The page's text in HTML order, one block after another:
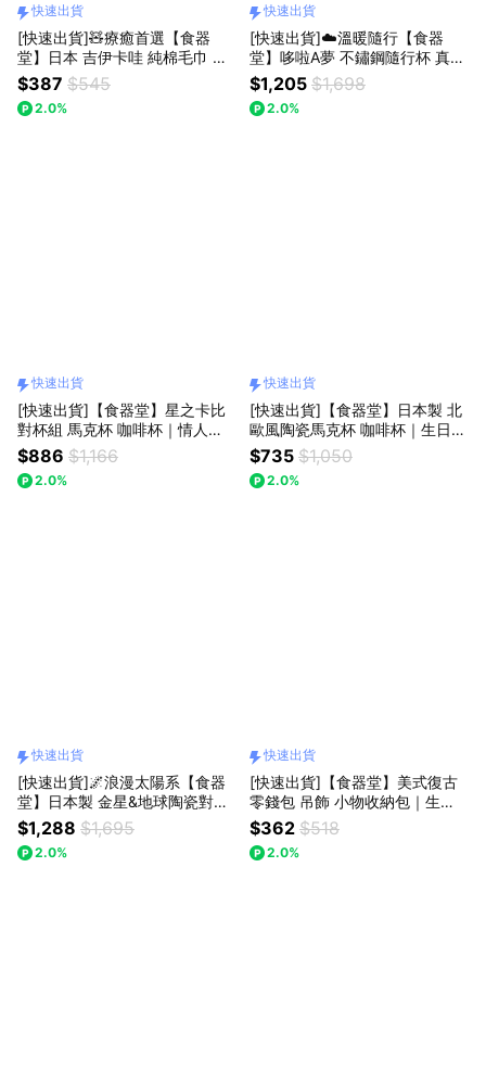
快速出貨
[快速出貨]🧸療癒首選【食器
堂】日本 吉伊卡哇 純棉毛巾 刺
繡方巾 | 母親節・學校・職場・
日常必備
$387 $545
2.0%
快速出貨
[快速出貨]☁️溫暖隨行【食器
堂】哆啦A夢 不鏽鋼隨行杯 真空
保溫杯 350ML｜生日・情人節
$1,205 $1,698
2.0%
快速出貨
[快速出貨]【食器堂】星之卡比
對杯組 馬克杯 咖啡杯｜情人
節・生日・喬遷禮
$886 $1,166
2.0%
快速出貨
[快速出貨]【食器堂】日本製 北
歐風陶瓷馬克杯 咖啡杯｜生日・
情人節
$735 $1,050
2.0%
快速出貨
[快速出貨]🌌浪漫太陽系【食器
堂】日本製 金星&地球陶瓷對杯
陶瓷杯 水杯 對杯組｜情人節・
生日・新年
$1,288 $1,695
2.0%
快速出貨
[快速出貨]【食器堂】美式復古
零錢包 吊飾 小物收納包｜生
日・情人節・交換禮物
$362 $518
2.0%